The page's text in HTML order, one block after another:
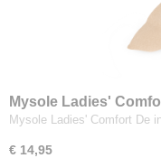
Mysole Ladies'
Mysole Ladies' Comfort De
€ 14,95